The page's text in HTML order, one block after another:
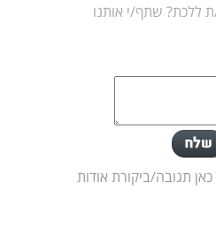
ללכת? שתף/י אותנו
תגובה/ביקורת אודות